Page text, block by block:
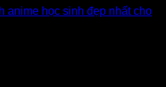
anime học sinh đẹp nhất cho